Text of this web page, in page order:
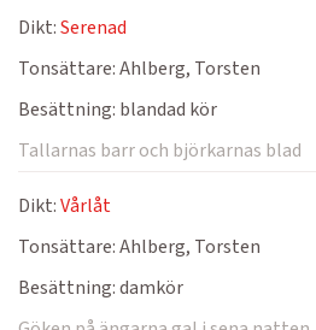
Dikt:Serenad
Tonsättare:Ahlberg, Torsten
Besättning: blandad kör
Tallarnas barr och björkarnas blad
Dikt:Vårlåt
Tonsättare:Ahlberg, Torsten
Besättning:damkör